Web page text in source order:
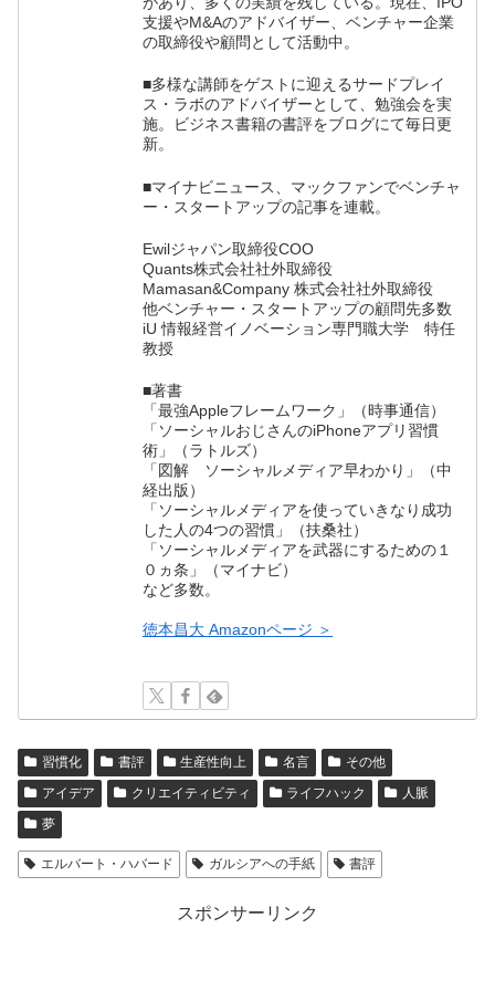
支援やM&Aのアドバイザー、ベンチャー企業
の取締役や顧問として活動中。
■多様な講師をゲストに迎えるサードプレイ
ス・ラボのアドバイザーとして、勉強会を実
施。ビジネス書籍の書評をブログにて毎日更
新。
■マイナビニュース、マックファンでベンチャ
ー・スタートアップの記事を連載。
Ewilジャパン取締役COO
Quants株式会社社外取締役
Mamasan&Company 株式会社社外取締役
他ベンチャー・スタートアップの顧問先多数
iU 情報経営イノベーション専門職大学 特任
教授
■著書
「最強Appleフレームワーク」（時事通信）
「ソーシャルおじさんのiPhoneアプリ習慣
術」（ラトルズ）
「図解 ソーシャルメディア早わかり」（中
経出版）
「ソーシャルメディアを使っていきなり成功
した人の4つの習慣」（扶桑社）
「ソーシャルメディアを武器にするための１
０ヵ条」（マイナビ）
など多数。
徳本昌大 Amazonページ ＞
習慣化 書評 生産性向上 名言
その他
アイデア
クリエイティビティ ライフハック
人脈
夢
エルバート・ハバード ガルシアへの手紙 書評
スポンサーリンク